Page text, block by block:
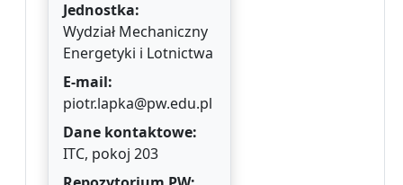
Jednostka:
Wydział Mechaniczny
Energetyki i Lotnictwa
E-mail:
piotr.lapka@pw.edu.pl
Dane kontaktowe:
ITC, pokoj 203